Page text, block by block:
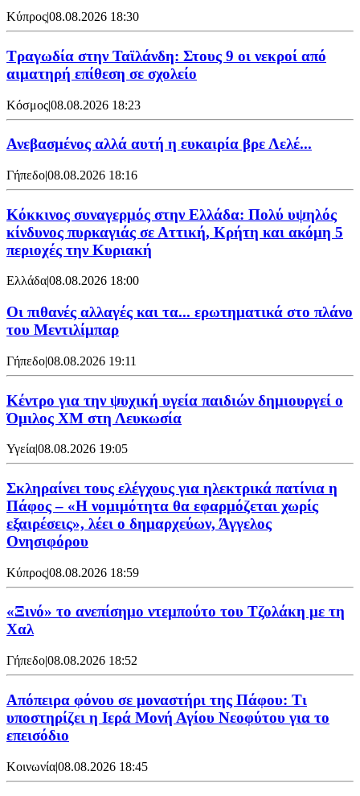
Κύπρος|08.08.2026 18:30
Τραγωδία στην Ταϊλάνδη: Στους 9 οι νεκροί από
αιματηρή επίθεση σε σχολείο
Κόσμος|08.08.2026 18:23
Ανεβασμένος αλλά αυτή η ευκαιρία βρε Λελέ...
Γήπεδο|08.08.2026 18:16
Κόκκινος συναγερμός στην Ελλάδα: Πολύ υψηλός
κίνδυνος πυρκαγιάς σε Αττική, Κρήτη και ακόμη 5
περιοχές την Κυριακή
Ελλάδα|08.08.2026 18:00
Οι πιθανές αλλαγές και τα... ερωτηματικά στο πλάνο
του Μεντιλίμπαρ
Γήπεδο|08.08.2026 19:11
Κέντρο για την ψυχική υγεία παιδιών δημιουργεί ο
Όμιλος XM στη Λευκωσία
Υγεία|08.08.2026 19:05
Σκληραίνει τους ελέγχους για ηλεκτρικά πατίνια η
Πάφος – «Η νομιμότητα θα εφαρμόζεται χωρίς
εξαιρέσεις», λέει ο δημαρχεύων, Άγγελος
Ονησιφόρου
Κύπρος|08.08.2026 18:59
«Ξινό» το ανεπίσημο ντεμπούτο του Τζολάκη με τη
Χαλ
Γήπεδο|08.08.2026 18:52
Απόπειρα φόνου σε μοναστήρι της Πάφου: Τι
υποστηρίζει η Ιερά Μονή Αγίου Νεοφύτου για το
επεισόδιο
Κοινωνία|08.08.2026 18:45